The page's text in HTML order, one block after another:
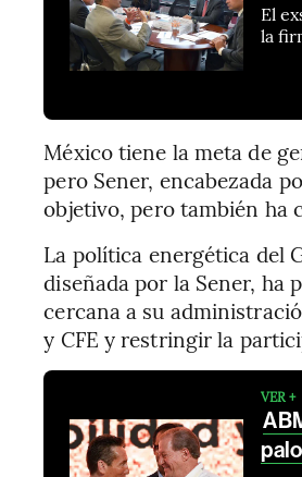
El
la
México tiene la meta de
pero Sener, encabezada
objetivo, pero también ha
La política energética del
diseñada por la Sener, ha
cercana a su
y CFE y restringir la
VER +